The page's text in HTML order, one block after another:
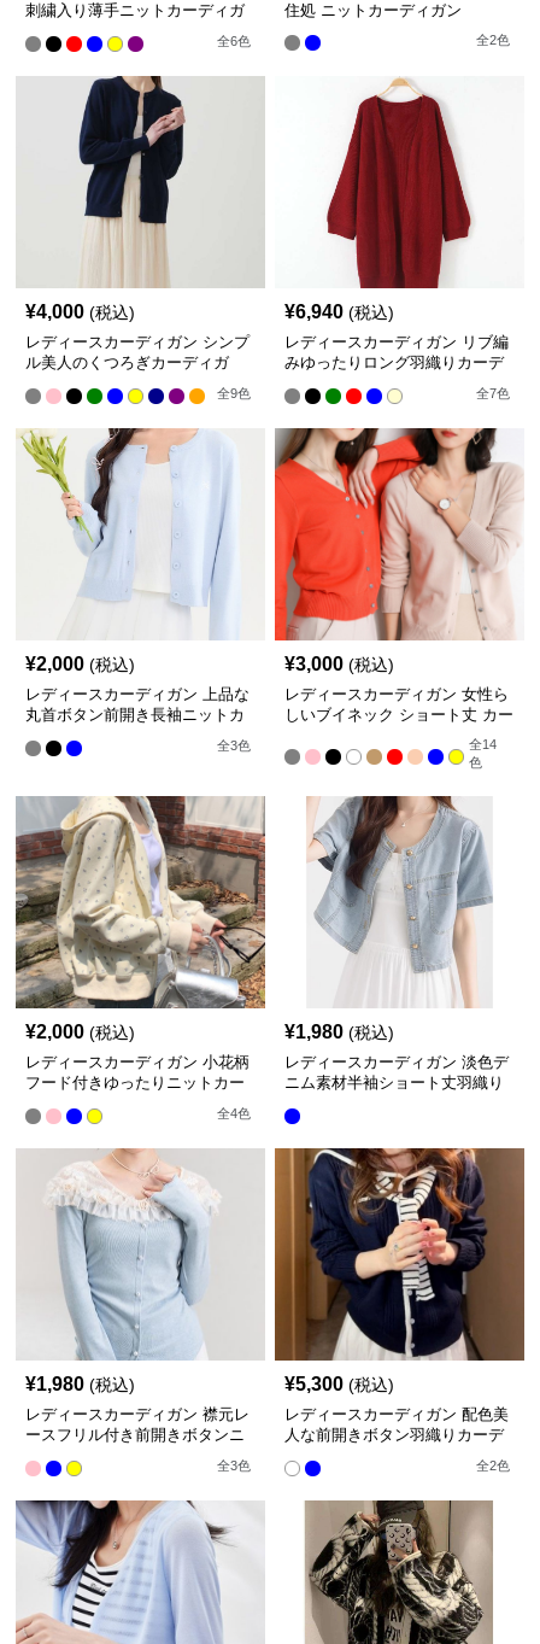
刺繍入り薄手ニットカーディガ
全6色
住処 ニットカーディガン
全2色
¥4,000 (税込)
レディースカーディガン シンプ
ル美人のくつろぎカーディガ
全9色
¥6,940 (税込)
レディースカーディガン リブ編
みゆったりロング羽織りカーデ
全7色
¥2,000 (税込)
レディースカーディガン 上品な
丸首ボタン前開き長袖ニットカ
ーディガン ショート丈カーデ
ィガン
全3色
¥3,000 (税込)
レディースカーディガン 女性ら
しいブイネック ショート丈 カー
ディガン 羽織 冷房対策 多色展
開
全14
色
¥2,000 (税込)
レディースカーディガン 小花柄
フード付きゆったりニットカー
全4色
¥1,980 (税込)
レディースカーディガン 淡色デ
ニム素材半袖ショート丈羽織り
¥1,980 (税込)
レディースカーディガン 襟元レ
ースフリル付き前開きボタンニ
全3色
¥5,300 (税込)
レディースカーディガン 配色美
人な前開きボタン羽織りカーデ
全2色